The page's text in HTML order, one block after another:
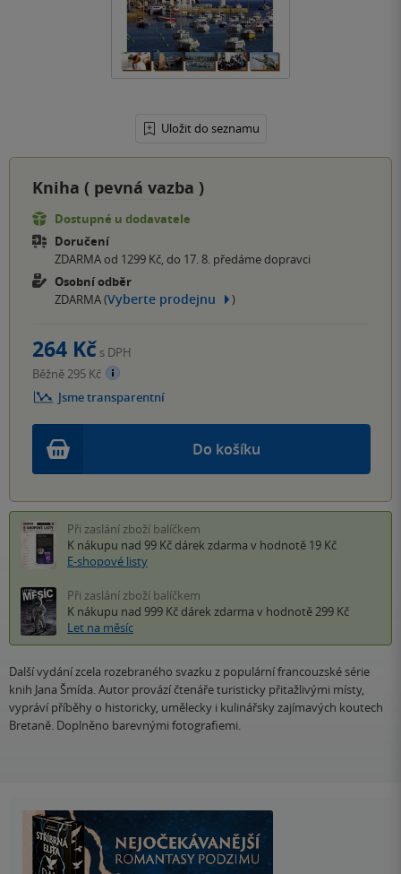
Uložit do seznamu
Kniha ( pevná vazba )
Dostupné u dodavatele
Doručení
ZDARMA od 1299 Kč, do 17. 8. předáme dopravci
Osobní odběr
ZDARMA (Vyberte prodejnu )
Do košíku
264 Kč s DPH
Běžně 295 Kč
Jsme transparentní
Při zaslání zboží balíčkem
K nákupu nad 99 Kč dárek zdarma v hodnotě 19 Kč
E-shopové listy
Při zaslání zboží balíčkem
K nákupu nad 999 Kč dárek zdarma v hodnotě 299 Kč
Let na měsíc
Další vydání zcela rozebraného svazku z populární francouzské série
knih Jana Šmída. Autor provází čtenáře turisticky přitažlivými místy,
vypráví příběhy o historicky, umělecky i kulinářsky zajímavých koutech
Bretaně. Doplněno barevnými fotografiemi.